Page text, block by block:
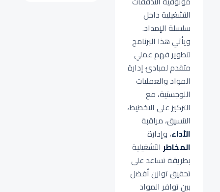
التشغيلية داخل
سلسلة الإمداد.
ويأتي هذا البرنامج
لتطوير فهم عملي
متقدم لمبادئ إدارة
المواد والعمليات
اللوجستية، مع
التركيز على التخطيط،
التنسيق، مراقبة
الأداء، وإدارة
المخاطر التشغيلية
بطريقة تساعد على
تحقيق توازن أفضل
بين توافر المواد